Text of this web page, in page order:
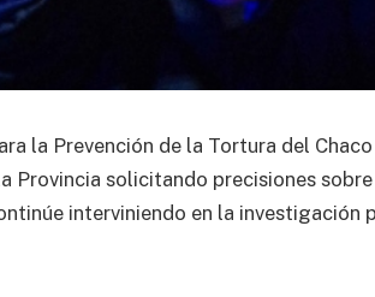
la Prevención de la Tortura del
Provincia solicitando precisiones
interviniendo en la investigación